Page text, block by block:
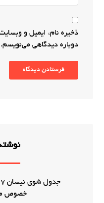
ذخیره نام، ایمیل و
دوباره دیدگاهی می‌نویسم.
فرستادن دیدگاه
خصوص